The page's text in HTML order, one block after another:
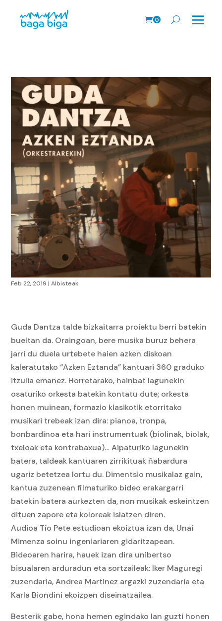
0
Feb 22, 2019 |Albisteak
Guda Dantza talde bizkaitarra proiektu berri batekin
bueltan da. Oraingoan, bere musika buruz behera
jarri du duela urtebete haien azken diskoan
kaleratutako “Azken Eztanda” kantuari 360 graduko
itzulia emanez. Horretarako, hainbat lagunekin
osaturiko orkesta batekin kontatu dute; orkesta
honen muinean, formazio klasikotik etorritako
musikari trebeak izan dira: pianoa, tronpa,
bonbardinoa eta hari instrumentuak (biolinak, biolak,
txeloak eta kontrabaxua)… Aipaturiko lagunekin
batera, taldeak kantuaren zirrikituak ñabardura
ugariz betetzea lortu du. Dimentsio musikalaz gain,
kantua zuzenean filmaturiko bideo erakargarri
batekin batera aurkezten da, non musikak eskeintzen
dituen zapore eta koloreak islatzen diren.
Audioa Tío Pete estudioan ekoiztua izan da, Unai
Mimenza soinu ingeniariaren gidaritzapean.
Bideoaren harira, hauek izan dira unibertso
bisualaren arduradun eta sortzaileak: Iker Maguregi
zuzendaria, Andrea Martinez argazki zuzendaria eta
Karla Biondini ekoizpen diseinatzailea.
Besterik gabe, hona hemen egindako lan guzti honen